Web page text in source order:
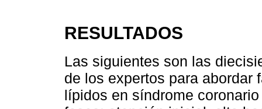
RESULTADOS
Las siguientes son las
de los expertos para abordar
lípidos en síndrome